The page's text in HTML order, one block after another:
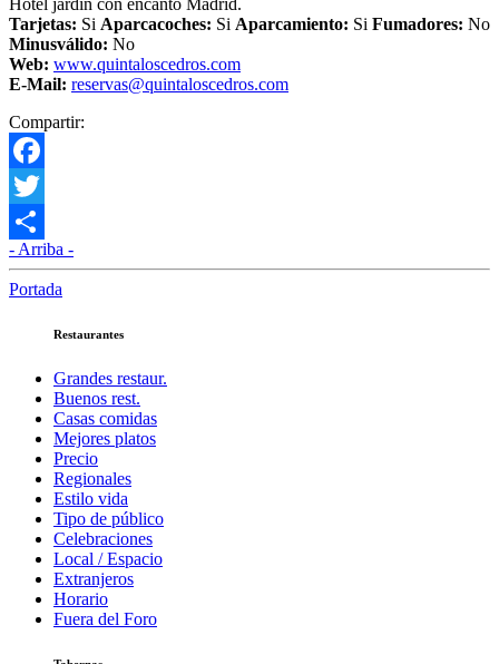
Hotel jardín con encanto Madrid.
Tarjetas: Si Aparcacoches: Si Aparcamiento: Si Fumadores: No
Minusválido: No
Web: www.quintaloscedros.com
E-Mail: reservas@quintaloscedros.com
Compartir:
Facebook
Twitter
Compartir
- Arriba -
Portada
Restaurantes
Grandes restaur.
Buenos rest.
Casas comidas
Mejores platos
Precio
Regionales
Estilo vida
Tipo de público
Celebraciones
Local / Espacio
Extranjeros
Horario
Fuera del Foro